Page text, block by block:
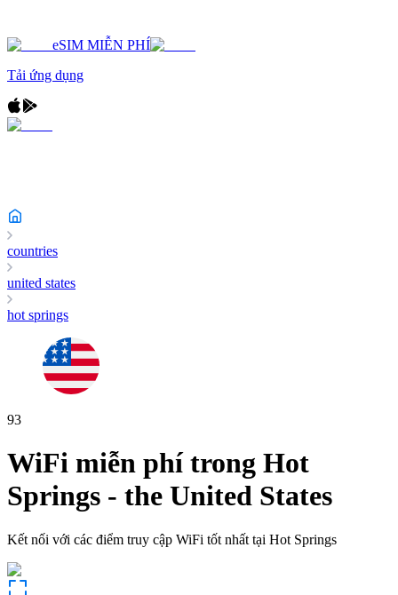
eSIM MIỄN PHÍ
Tải ứng dụng
countries
united states
hot springs
93
WiFi miễn phí trong Hot
Springs - the United States
Kết nối với các điểm truy cập WiFi tốt nhất tại Hot Springs